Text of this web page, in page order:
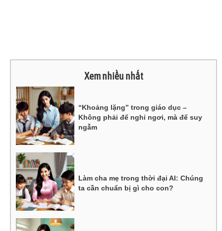
Xem nhiều nhất
“Khoảng lặng” trong giáo dục –
Không phải để nghỉ ngơi, mà để suy
ngẫm
Làm cha mẹ trong thời đại AI: Chúng
ta cần chuẩn bị gì cho con?